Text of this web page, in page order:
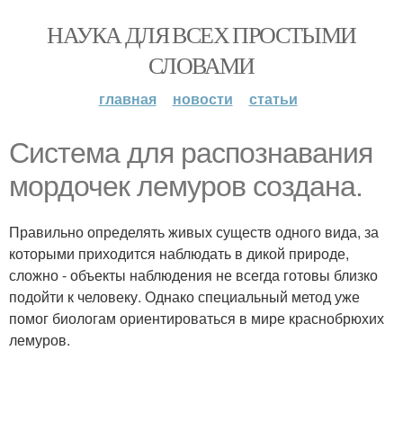
НАУКА ДЛЯ ВСЕХ ПРОСТЫМИ
СЛОВАМИ
главная новости статьи
Система для распознавания
мордочек лемуров создана.
Правильно определять живых существ одного вида, за
которыми приходится наблюдать в дикой природе,
сложно - объекты наблюдения не всегда готовы близко
подойти к человеку. Однако специальный метод уже
помог биологам ориентироваться в мире краснобрюхих
лемуров.